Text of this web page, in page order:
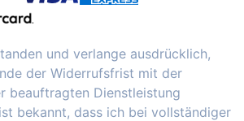
und verlange ausdrücklich,
der Widerrufsfrist mit der
beauftragten Dienstleistung
bekannt, dass ich bei vollständiger